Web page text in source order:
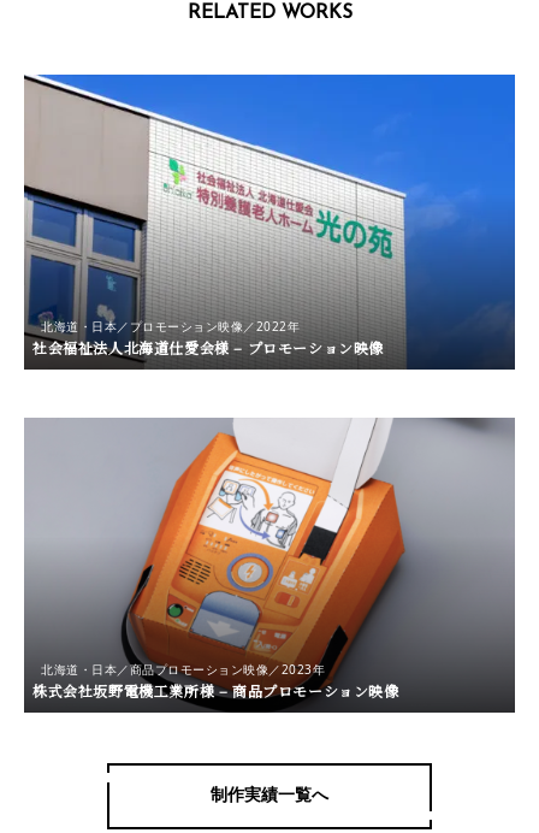
RELATED WORKS
北海道・日本／プロモーション映像／2022年
社会福祉法人北海道仕愛会様 – プロモーション映像
北海道・日本／商品プロモーション映像／2023年
株式会社坂野電機工業所様 – 商品プロモーション映像
制作実績一覧へ